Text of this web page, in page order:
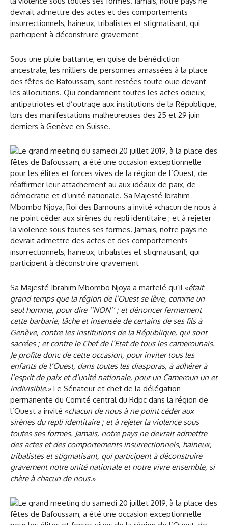
Sous une pluie battante, en guise de bénédiction
ancestrale, les milliers de personnes amassées à la place
des fêtes de Bafoussam, sont restées toute ouïe devant
les allocutions. Qui condamnent toutes les actes odieux,
antipatriotes et d’outrage aux institutions de la République,
lors des manifestations malheureuses des 25 et 29 juin
derniers à Genève en Suisse.
Sa Majesté Ibrahim Mbombo Njoya a martelé qu’il «était
grand temps que la région de l’Ouest se lève, comme un
seul homme, pour dire ‘‘NON’’ ; et dénoncer fermement
cette barbarie, lâche et insensée de certains de ses fils à
Genève, contre les institutions de la République, qui sont
sacrées ; et contre le Chef de l’Etat de tous les camerounais.
Je profite donc de cette occasion, pour inviter tous les
enfants de l’Ouest, dans toutes les diasporas, à adhérer à
l’esprit de paix et d’unité nationale, pour un Cameroun un et
indivisible.» Le Sénateur et chef de la délégation
permanente du Comité central du Rdpc dans la région de
l’Ouest a invité «chacun de nous à ne point céder aux
sirènes du repli identitaire ; et à rejeter la violence sous
toutes ses formes. Jamais, notre pays ne devrait admettre
des actes et des comportements insurrectionnels, haineux,
tribalistes et stigmatisant, qui participent à déconstruire
gravement notre unité nationale et notre vivre ensemble, si
chère à chacun de nous.»